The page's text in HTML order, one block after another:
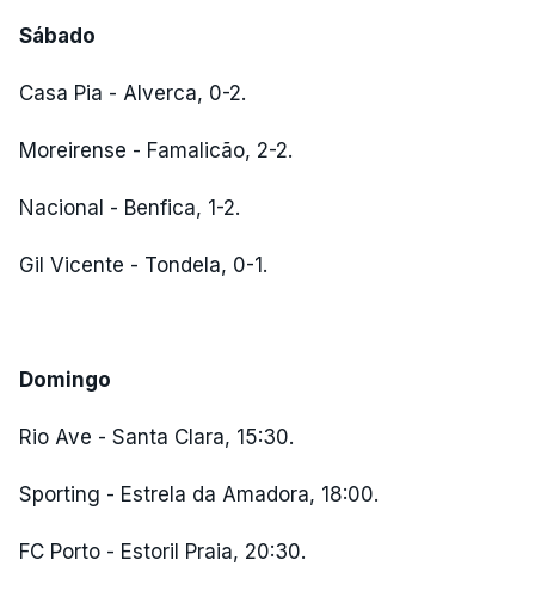
Sábado
Casa Pia - Alverca, 0-2.
Moreirense - Famalicão, 2-2.
Nacional - Benfica, 1-2.
Gil Vicente - Tondela, 0-1.
Domingo
Rio Ave - Santa Clara, 15:30.
Sporting - Estrela da Amadora, 18:00.
FC Porto - Estoril Praia, 20:30.